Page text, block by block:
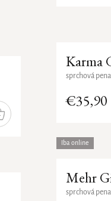
Karma
€35,90
sprchová
KOŠÍKA
Iba online
Mehr
sprchová